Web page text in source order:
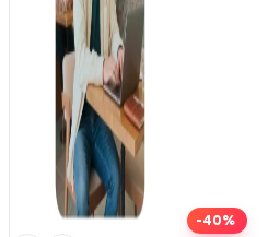
-40%